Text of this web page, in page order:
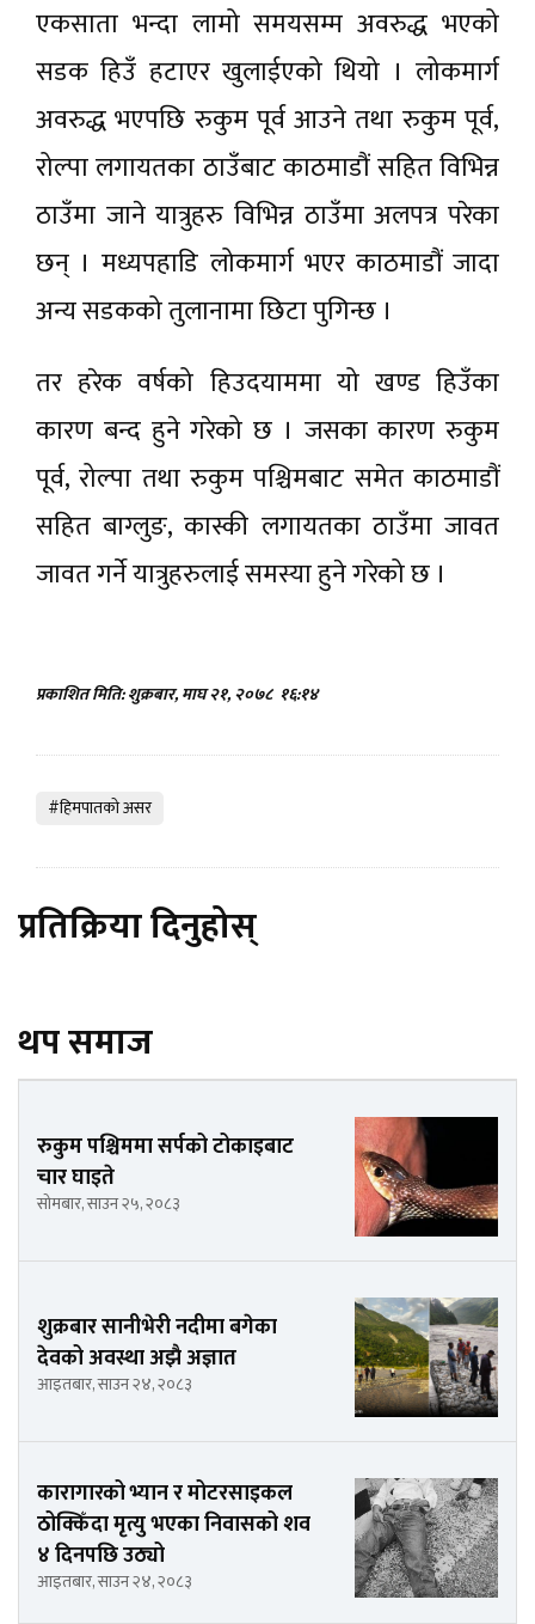
एकसाता भन्दा लामो समयसम्म अवरुद्ध भएको
सडक हिउँ हटाएर खुलाईएको थियो । लोकमार्ग
अवरुद्ध भएपछि रुकुम पूर्व आउने तथा रुकुम पूर्व,
रोल्पा लगायतका ठाउँबाट काठमाडौं सहित विभिन्न
ठाउँमा जाने यात्रुहरु विभिन्न ठाउँमा अलपत्र परेका
छन् । मध्यपहाडि लोकमार्ग भएर काठमाडौं जादा
अन्य सडकको तुलानामा छिटा पुगिन्छ ।
तर हरेक वर्षको हिउदयाममा यो खण्ड हिउँका
कारण बन्द हुने गरेको छ । जसका कारण रुकुम
पूर्व, रोल्पा तथा रुकुम पश्चिमबाट समेत काठमाडौं
सहित बाग्लुङ, कास्की लगायतका ठाउँमा जावत
जावत गर्ने यात्रुहरुलाई समस्या हुने गरेको छ ।
प्रकाशित मिति: शुक्रबार, माघ २१, २०७८ १६:१४
#हिमपातकाे असर
प्रतिक्रिया दिनुहोस्
थप समाज
रुकुम पश्चिममा सर्पको टोकाइबाट
चार घाइते
सोमबार, साउन २५, २०८३
शुक्रबार सानीभेरी नदीमा बगेका
देवको अवस्था अझै अज्ञात
आइतबार, साउन २४, २०८३
कारागारको भ्यान र मोटरसाइकल
ठोक्किँदा मृत्यु भएका निवासको शव
४ दिनपछि उठ्यो
आइतबार, साउन २४, २०८३